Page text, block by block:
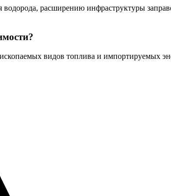
расширению инфраструктуры
видов топлива и импортируемых